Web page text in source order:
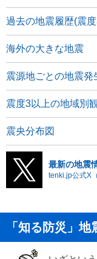
過去の地震履歴(震
海外の大きな地震
震源地ごとの地震発
震度3以上の地域別
震央分布図
最新の地震
tenki.jp公式X
「知る防災」地